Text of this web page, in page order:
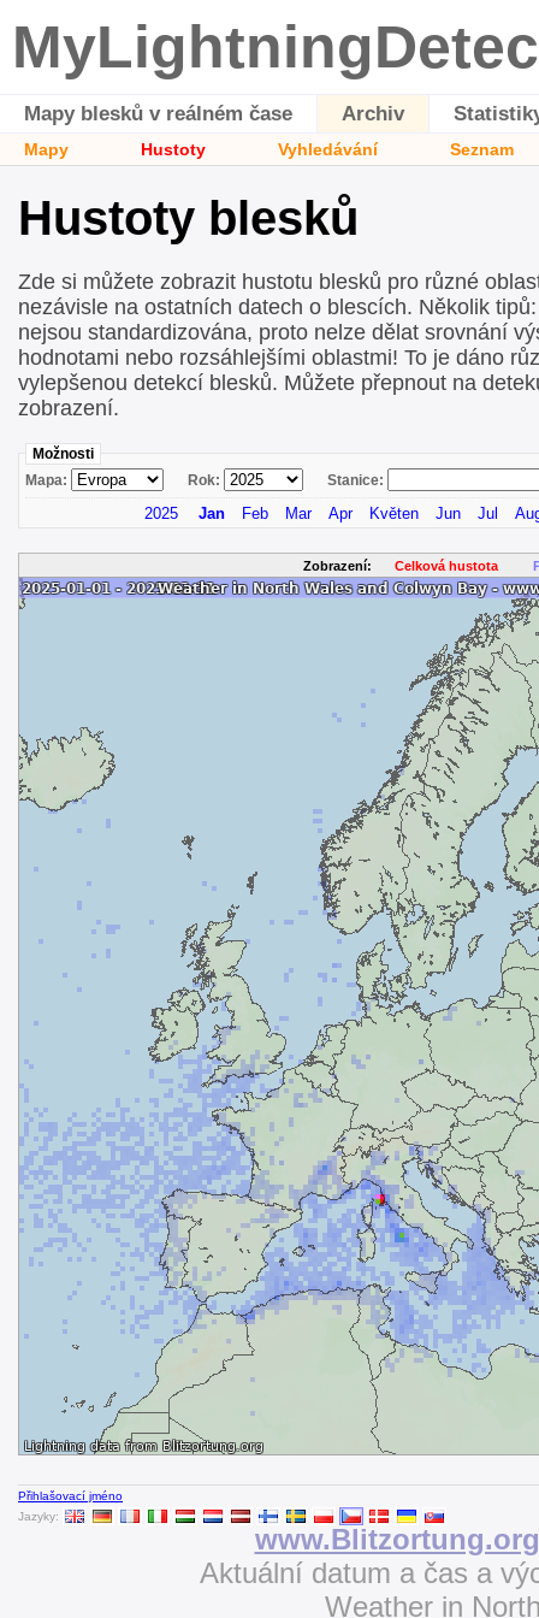
Mapy blesků v reálném čase Archiv
Mapy Hustoty Vyhledávání Seznam
Hustoty blesků
Zde si můžete zobrazit hustotu blesků pro různé
nezávisle na ostatních datech o blescích. Několik
nejsou standardizována, proto nelze dělat srovnání
hodnotami nebo rozsáhlejšími oblastmi! To je dáno
vylepšenou detekcí blesků. Můžete přepnout na
zobrazení.
Možnosti
Mapa:
Rok: Stanice:
2025 Jan Feb Mar Apr Květen Jun Jul
Zobrazení: Celková hustota
Přihlašovací jméno
Jazyky:
www.Blitzortung.org
Aktuální datum a čas a
Weather in